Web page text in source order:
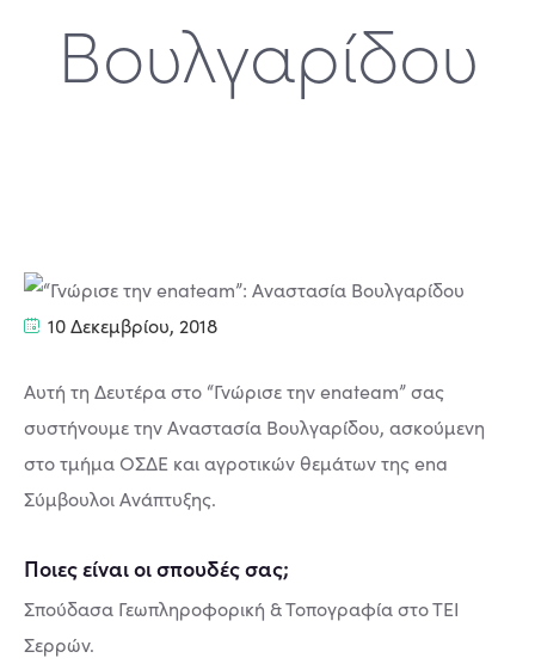
Βουλγαρίδου
10 Δεκεμβρίου, 2018
Αυτή τη Δευτέρα στο “Γνώρισε την enateam” σας
συστήνουμε την Αναστασία Βουλγαρίδου, ασκούμενη
στο τμήμα ΟΣΔΕ και αγροτικών θεμάτων της ena
Σύμβουλοι Ανάπτυξης.
Ποιες είναι οι σπουδές σας;
Σπούδασα Γεωπληροφορική & Τοπογραφία στο ΤΕΙ
Σερρών.